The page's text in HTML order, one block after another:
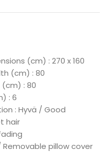
(cm) : 270 x 160
(cm) : 80
: 80
: 6
: Hyvä / Good
hair
pillow cover